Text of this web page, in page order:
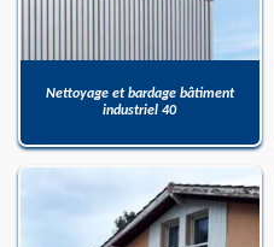
Nettoyage et bardage bâtiment
industriel 40